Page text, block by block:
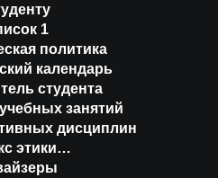
1
политика
календарь
студента
занятий
дисциплин
этики…